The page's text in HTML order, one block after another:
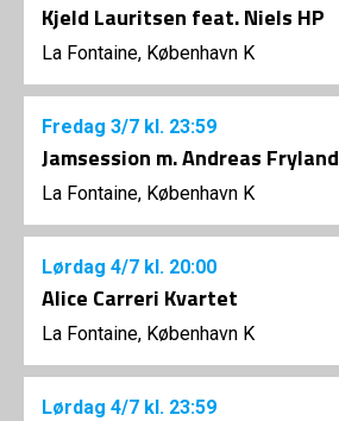
Kjeld Lauritsen feat. Niels HP
La Fontaine, København K
Fredag 3/7 kl. 23:59
Jamsession m. Andreas Fryland
La Fontaine, København K
Lørdag 4/7 kl. 20:00
Alice Carreri Kvartet
La Fontaine, København K
Lørdag 4/7 kl. 23:59